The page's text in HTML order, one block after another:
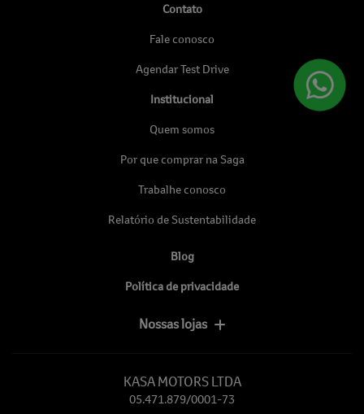
Contato
Fale conosco
Agendar Test Drive
Institucional
Quem somos
Por que comprar na Saga
Trabalhe conosco
Relatório de Sustentabilidade
Blog
Política de privacidade
Nossas lojas
KASA MOTORS LTDA
05.471.879/0001-73